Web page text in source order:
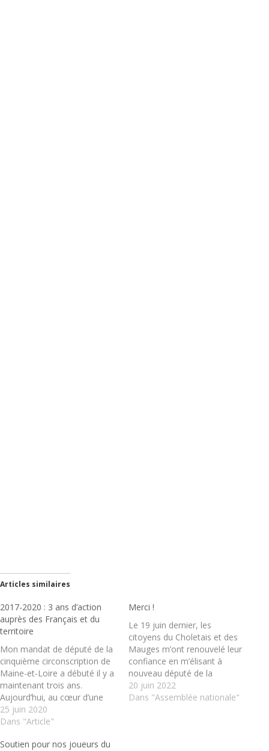
Articles similaires
2017-2020 : 3 ans d’action
auprès des Français et du
territoire
Mon mandat de député de la
cinquième circonscription de
Maine-et-Loire a débuté il y a
maintenant trois ans.
Aujourd’hui, au cœur d’une
crise qui vient bouleverser
profondément notre société
important de revenir sur un…
25 juin 2020
Dans "Article"
Merci !
Le 19 juin dernier, les
citoyens du Choletais et des
Mauges m’ont renouvelé leur
confiance en m’élisant à
nouveau député de la
cinquième circonscription de
Maine-et-Loire. Cela
20 juin 2022
Dans "Assemblée nationale"
Soutien pour nos joueurs du